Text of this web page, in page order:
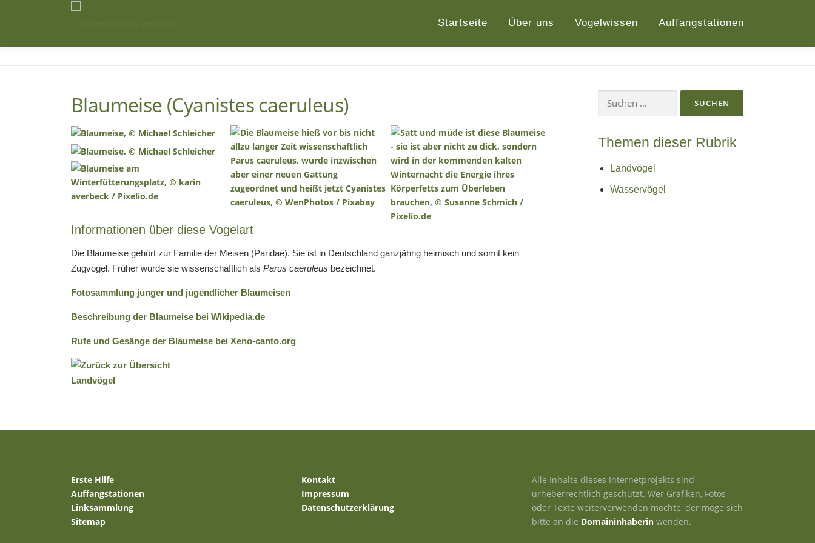
Startseite Über uns Vogelwissen Auffangstationen
Blaumeise (Cyanistes caeruleus)
Informationen über diese Vogelart
Die Blaumeise gehört zur Familie der Meisen (Paridae). Sie ist in Deutschland ganzjährig heimisch und somit kein
Zugvogel. Früher wurde sie wissenschaftlich als Parus caeruleus bezeichnet.
Fotosammlung junger und jugendlicher Blaumeisen
Beschreibung der Blaumeise bei Wikipedia.de
Rufe und Gesänge der Blaumeise bei Xeno-canto.org
nach:
Themen dieser Rubrik
Landvögel
Wasservögel
Erste Hilfe
Auffangstationen
Linksammlung
Sitemap
Kontakt
Impressum
Datenschutzerklärung
Alle Inhalte dieses Internetprojekts sind
urheberrechtlich geschützt. Wer Grafiken, Fotos
oder Texte weiterverwenden möchte, der möge sich
bitte an die Domaininhaberin wenden.